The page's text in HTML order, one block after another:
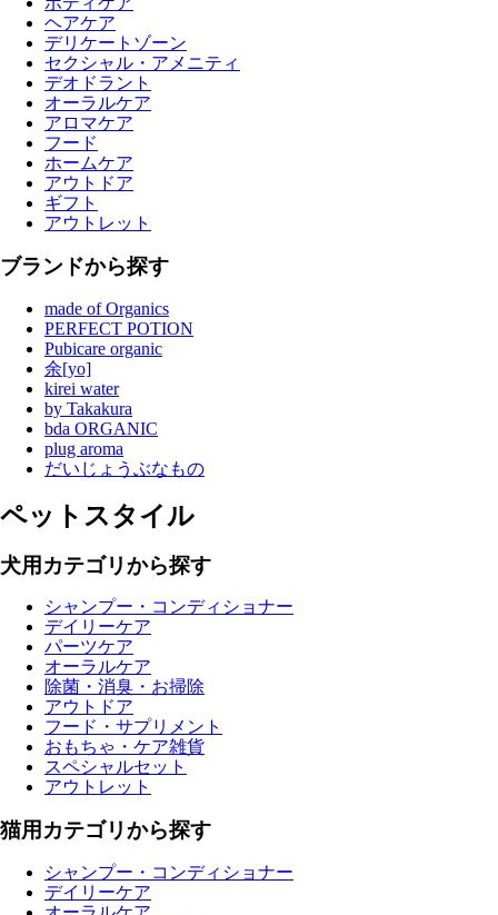
ヘアケア
デリケートゾーン
セクシャル・アメニティ
デオドラント
オーラルケア
アロマケア
フード
ホームケア
アウトドア
ギフト
アウトレット
ブランドから探す
made of Organics
PERFECT POTION
Pubicare organic
余[yo]
kirei water
by Takakura
bda ORGANIC
plug aroma
だいじょうぶなもの
ペットスタイル
犬用カテゴリから探す
シャンプー・コンディショナー
デイリーケア
パーツケア
オーラルケア
除菌・消臭・お掃除
アウトドア
フード・サプリメント
おもちゃ・ケア雑貨
スペシャルセット
アウトレット
猫用カテゴリから探す
シャンプー・コンディショナー
デイリーケア